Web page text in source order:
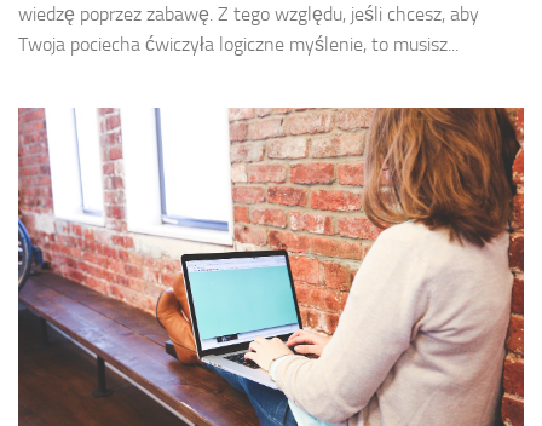
wiedzę poprzez zabawę. Z tego względu, jeśli chcesz, aby
Twoja pociecha ćwiczyła logiczne myślenie, to musisz...